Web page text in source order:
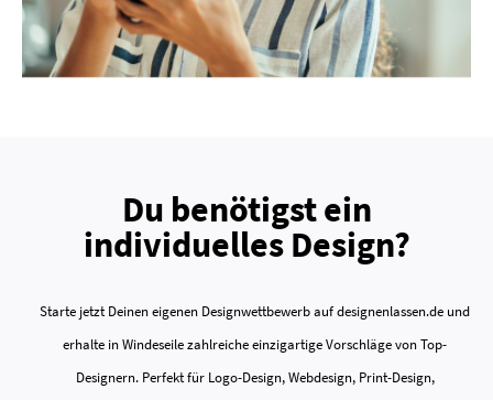
Du benötigst ein
individuelles Design?
Starte jetzt Deinen eigenen Designwettbewerb auf designenlassen.de und
erhalte in Windeseile zahlreiche einzigartige Vorschläge von Top-
Designern. Perfekt für Logo-Design, Webdesign, Print-Design,